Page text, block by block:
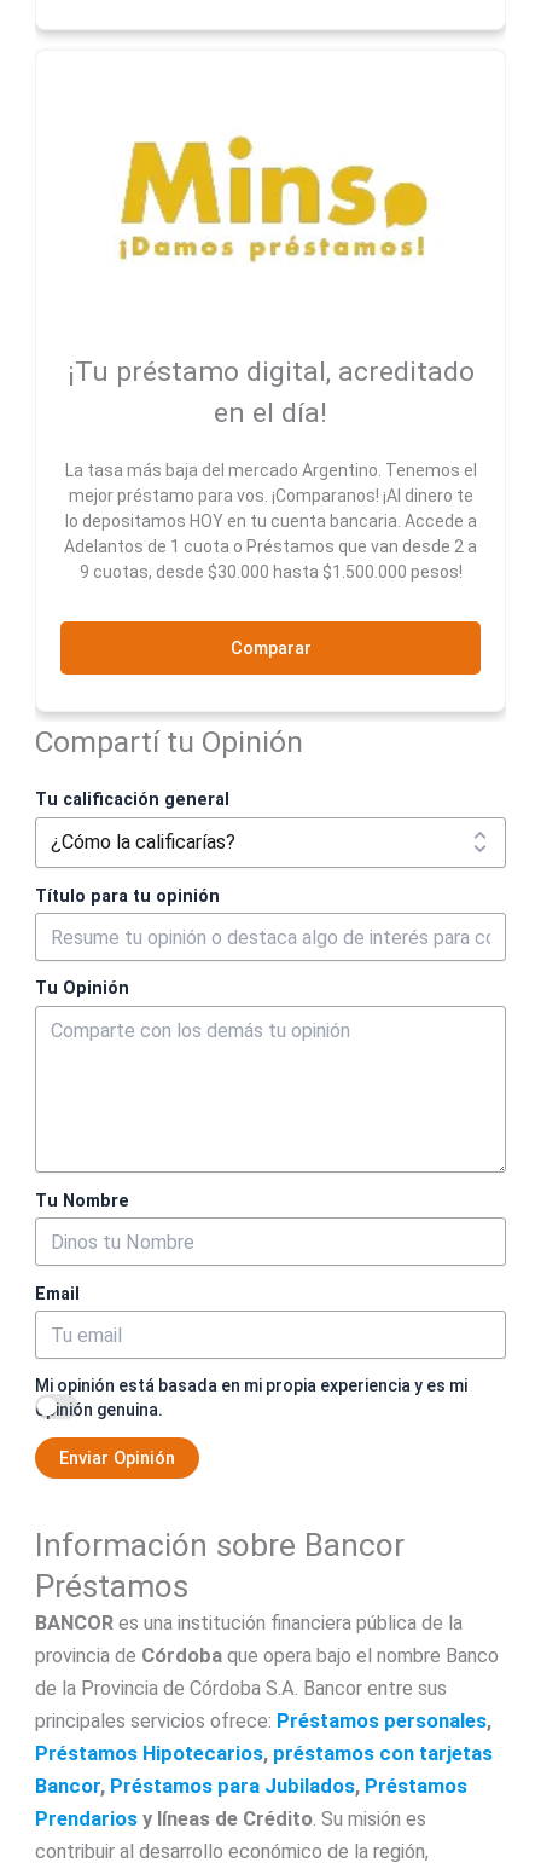
¡Tu préstamo digital, acreditado
en el día!
La tasa más baja del mercado Argentino. Tenemos el
mejor préstamo para vos. ¡Comparanos! ¡Al dinero te
lo depositamos HOY en tu cuenta bancaria. Accede a
Adelantos de 1 cuota o Préstamos que van desde 2 a
9 cuotas, desde $30.000 hasta $1.500.000 pesos!
Comparar
Compartí tu Opinión
Tu calificación general
Título para tu opinión
Tu Opinión
Tu Nombre
Email
Mi opinión está basada en mi propia experiencia y es mi
opinión genuina.
Enviar Opinión
Información sobre Bancor
Préstamos
BANCOR es una institución financiera pública de la
provincia de Córdobaque opera bajo el nombre Banco
de la Provincia de Córdoba S.A. Bancor entre sus
principales servicios ofrece: Préstamos personales,
Préstamos Hipotecarios, préstamos con tarjetas
Bancor, Préstamos para Jubilados, Préstamos
Prendariosy líneas de Crédito. Su misión es
contribuir al desarrollo económico de la región,